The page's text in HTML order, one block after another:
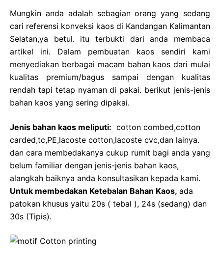
Mungkin anda adalah sebagian orang yang sedang
cari referensi konveksi kaos di Kandangan Kalimantan
Selatan,ya betul. itu terbukti dari anda membaca
artikel ini. Dalam pembuatan kaos sendiri kami
menyediakan berbagai macam bahan kaos dari mulai
kualitas premium/bagus sampai dengan kualitas
rendah tapi tetap nyaman di pakai. berikut jenis-jenis
bahan kaos yang sering dipakai.
Jenis bahan kaos meliputi: cotton combed,cotton
carded,tc,PE,lacoste cotton,lacoste cvc,dan lainya.
dan cara membedakanya cukup rumit bagi anda yang
belum familiar dengan jenis-jenis bahan kaos,
alangkah baiknya anda konsultasikan kepada kami.
Untuk membedakan Ketebalan Bahan Kaos, ada
patokan khusus yaitu 20s ( tebal ), 24s (sedang) dan
30s (Tipis).